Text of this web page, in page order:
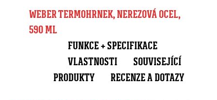
WEBER TERMOHRNEK, NEREZOVÁ OCEL,
590 ML
FUNKCE + SPECIFIKACE
VLASTNOSTI
SOUVISEJÍCÍ
PRODUKTY
RECENZE A DOTAZY